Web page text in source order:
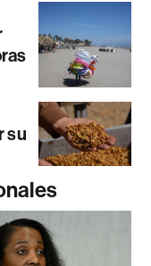
su